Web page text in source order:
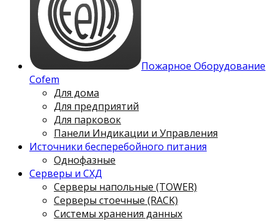
Пожарное Оборудование
Cofem
Для дома
Для предприятий
Для парковок
Панели Индикации и Управления
Источники бесперебойного питания
Однофазные
Серверы и СХД
Серверы напольные (TOWER)
Серверы стоечные (RACK)
Системы хранения данных